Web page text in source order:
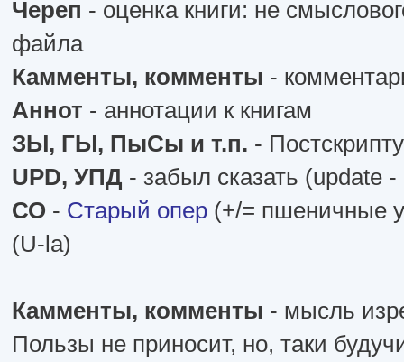
Череп - оценка книги: не
файла
Камменты, комменты -
Аннот - аннотации к книгам
ЗЫ, ГЫ, ПыСы и т.п. -
UPD, УПД - забыл сказать (update
СО - Старый опер (+/= пшеничные
(U-la)
Камменты, комменты - мысль
Пользы не приносит, но, таки